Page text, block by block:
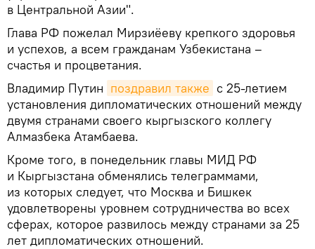
в Центральной Азии".
Глава РФ пожелал Мирзиёеву крепкого здоровья
и успехов, а всем гражданам Узбекистана –
счастья и процветания.
Владимир Путин поздравил также с 25-летием
установления дипломатических отношений между
двумя странами своего кыргызского коллегу
Алмазбека Атамбаева.
Кроме того, в понедельник главы МИД РФ
и Кыргызстана обменялись телеграммами,
из которых следует, что Москва и Бишкек
удовлетворены уровнем сотрудничества во всех
сферах, которое развилось между странами за 25
лет дипломатических отношений.